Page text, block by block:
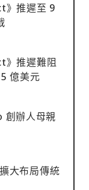
》推遲至 9
》推遲難阻
億美元
創辦人母親
大布局傳統